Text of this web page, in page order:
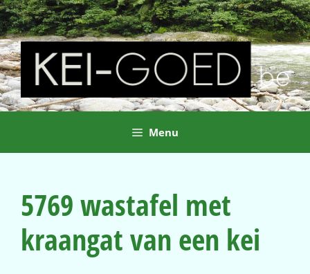
Ga
naar
de
inhoud
Menu
5769 wastafel met
kraangat van een kei